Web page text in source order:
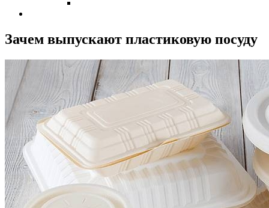
Зачем выпускают пластиковую посуду